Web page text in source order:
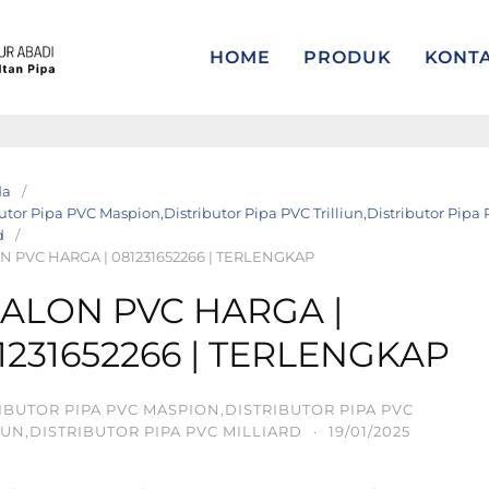
HOME PRODUK
Pipa PVC Maspion,Distributor Pipa PVC Trilliun,Distributor Pipa
PVC HARGA | 081231652266 | TERLENGKAP
PVC HARGA |
| TERLENGKAP
PIPA PVC MASPION,DISTRIBUTOR PIPA PVC
PIPA PVC MILLIARD
· 19/01/2025